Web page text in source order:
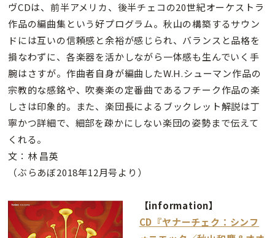
ヴCDは、前半アメリカ、後半チェコの20世紀オーケストラ
作品の編曲集という好プログラム。秋山の構築するサウン
ドには互いの信頼感と余裕が感じられ、バランスと品格を
損なわずに、各楽器を活かしながら一体感も生んでいく手
腕はさすが。作曲者自身が編曲したW.H.シューマン作品の
宗教的な感銘や、吹奏楽の定番曲であるフチーク作品の楽
しさは印象的。また、楽団長によるブックレット解説は丁
寧かつ詳細で、細部を疎かにしない楽団の姿勢まで伝えて
くれる。
文：林 昌英
（ぶらあぼ2018年12月号より）
【information】
CD『ヤナーチェク：シンフ